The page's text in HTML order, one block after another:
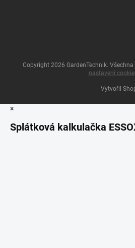
Vytvořil
Copyright 2026 GardenTechnik.
nastavení
×
Splátková kalkulačka